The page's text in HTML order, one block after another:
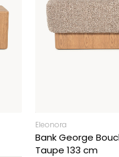
Eleonora
Bank George
Taupe 133 cm